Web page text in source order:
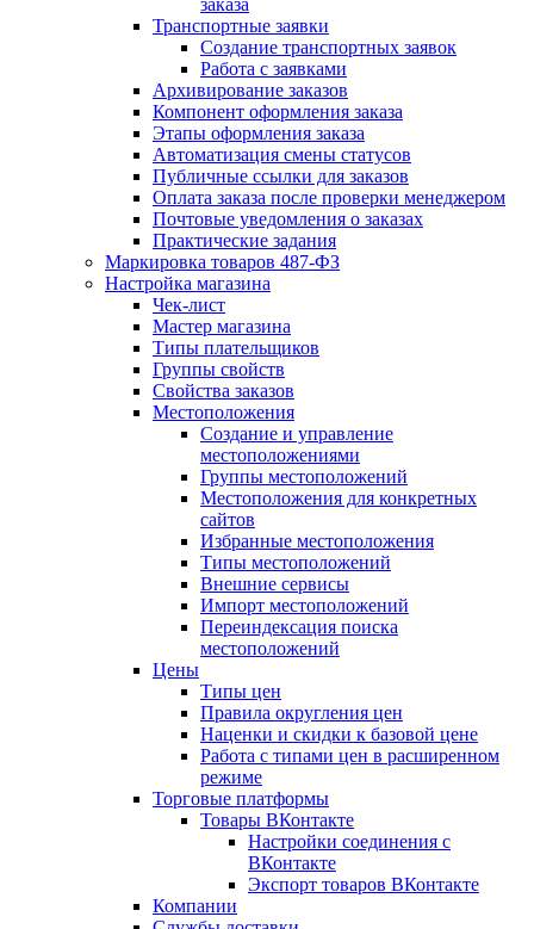
заказа
Транспортные заявки
Создание транспортных заявок
Работа с заявками
Архивирование заказов
Компонент оформления заказа
Этапы оформления заказа
Автоматизация смены статусов
Публичные ссылки для заказов
Оплата заказа после проверки менеджером
Почтовые уведомления о заказах
Практические задания
Маркировка товаров 487-ФЗ
Настройка магазина
Чек-лист
Мастер магазина
Типы плательщиков
Группы свойств
Свойства заказов
Местоположения
Создание и управление
местоположениями
Группы местоположений
Местоположения для конкретных
сайтов
Избранные местоположения
Типы местоположений
Внешние сервисы
Импорт местоположений
Переиндексация поиска
местоположений
Цены
Типы цен
Правила округления цен
Наценки и скидки к базовой цене
Работа с типами цен в расширенном
режиме
Торговые платформы
Товары ВКонтакте
Настройки соединения с
ВКонтакте
Экспорт товаров ВКонтакте
Компании